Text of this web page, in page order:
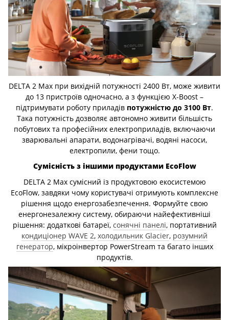
DELTA 2 Max при вихідній потужності 2400 Вт, може живити
до 13 пристроїв одночасно, а з функцією X-Boost –
підтримувати роботу приладів потужністю до 3100 Вт.
Така потужність дозволяє автономно живити більшість
побутових та професійних електроприладів, включаючи
зварювальні апарати, водонагрівачі, водяні насоси,
електропили, фени тощо.
Сумісність з іншими продуктами EcoFlow
DELTA 2 Max сумісний із продуктовою екосистемою
EcoFlow, завдяки чому користувачі отримують комплексне
рішення щодо енергозабезпечення. Формуйте свою
енергонезалежну систему, обираючи найефективніші
рішення: додаткові батареї, сонячні панелі, портативний
кондиціонер WAVE 2, холодильник Glacier, розумний
генератор, мікроінвертор PowerStream та багато інших
продуктів.